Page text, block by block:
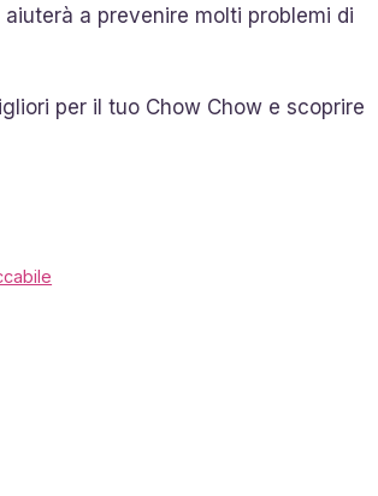
a prevenire molti problemi di
per il tuo Chow Chow e scoprire